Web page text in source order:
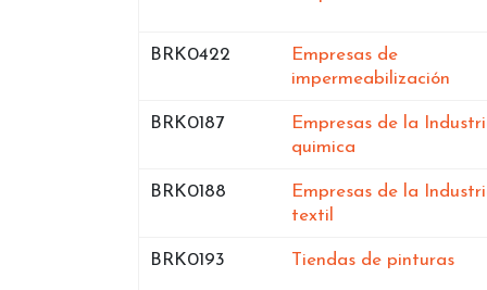
BRK0422 Bases de datos de
Empresas de
impermeabilización
BRK0187 Bases de datos de
Empresas de la
quimica
BRK0188 Bases de datos de
Empresas de la
textil
BRK0193 Bases de datos de
Tiendas de pinturasen